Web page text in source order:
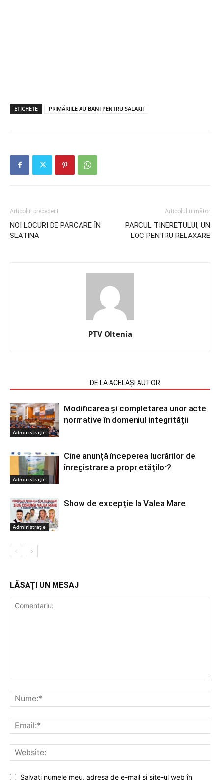
ETICHETE PRIMĂRIILE AU BANI PENTRU SALARII
Articolul precedent
NOI LOCURI DE PARCARE ÎN
SLATINA
Articolul următor
PARCUL TINERETULUI, UN
LOC PENTRU RELAXARE
PTV Oltenia
DE LA ACELAȘI AUTOR
Administrație
Modificarea și completarea unor acte
normative în domeniul integrității
Administrație
Cine anunță începerea lucrărilor de
înregistrare a proprietăților?
Administrație
Show de excepție la Valea Mare
LĂSAȚI UN MESAJ
Salvați numele meu, adresa de e-mail și site-ul web în